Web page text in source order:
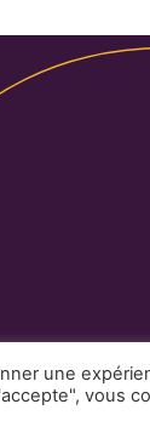
une
vous